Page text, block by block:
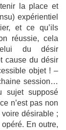
la place et
expérientiel
et ce qu’ils
réussie, cela
du désir
cause du désir
objet ! –
session…
sujet supposé
n’est pas non
désirable ;
En outre,